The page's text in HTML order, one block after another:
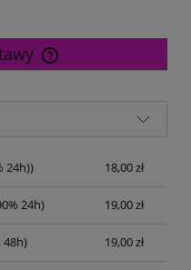
płatności
24h)) 18,00 zł
24h) 19,00 zł
19,00 zł